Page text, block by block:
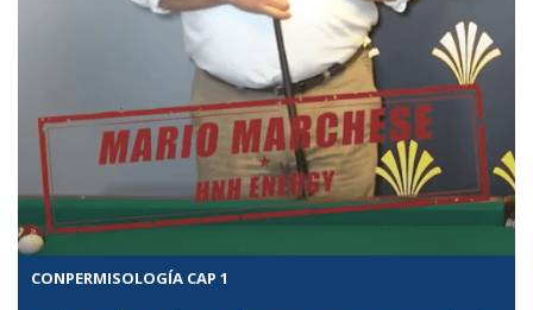
CONPERMISOLOGÍA CAP 1